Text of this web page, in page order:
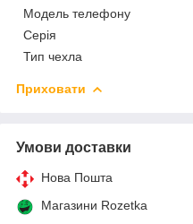
Модель телефону
Серія
Тип чехла
Приховати
Умови доставки
Нова Пошта
Магазини Rozetka